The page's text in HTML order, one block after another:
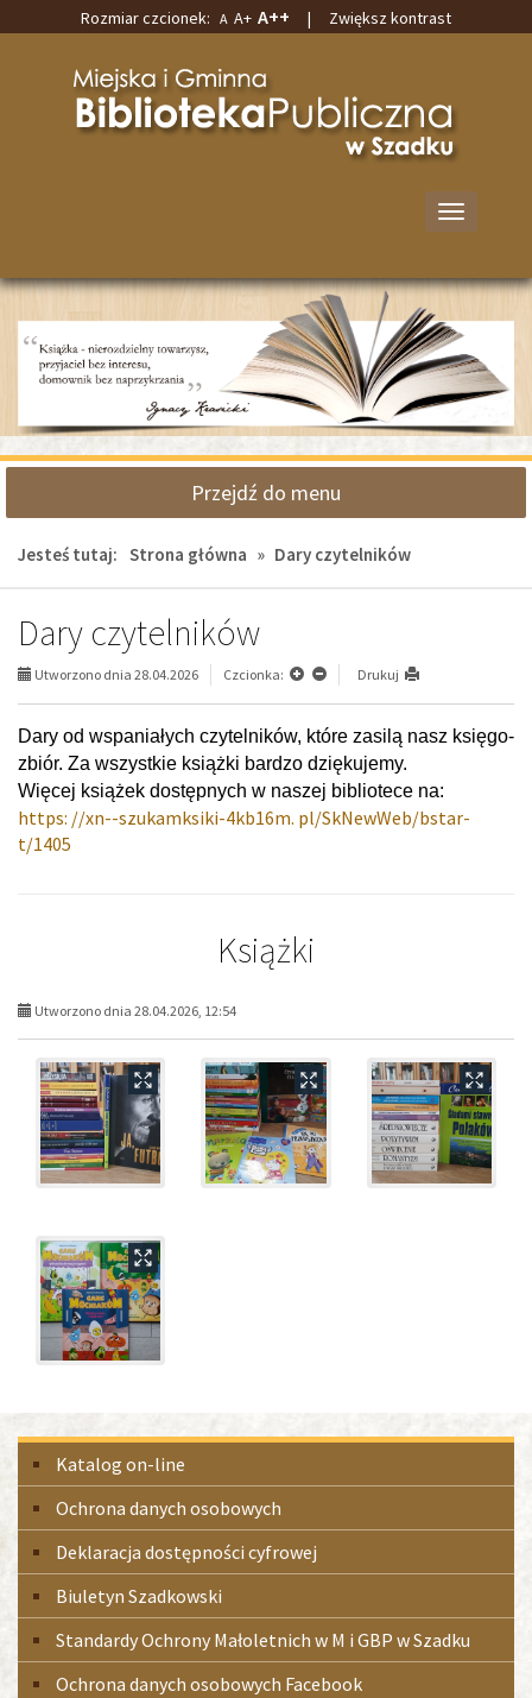
wyszukiwarki
Rozmiar czcionek: A A+ A++ | Zwiększ kontrast
w
Szadku
Przełącz
nawigację
Przejdź do menu
Jesteś tutaj: Strona główna » Dary czytelników
Dary czytelników
Utworzono dnia 28.04.2026 Czcionka: Drukuj
Dary od wspa­nia­łych czy­tel­ni­ków, które zasilą nasz księ­go­
zbiór. Za wszyst­kie książki bar­dzo dzię­ku­jemy.
Wię­cej ksią­żek dostępnych w naszej bibliotece na:
https: //xn--szu­kamk­siki-4kb16m. pl/SkNe­wWe­b/b­star­
t/1405
Książki
Utworzono dnia 28.04.2026, 12:54
Menu
boczne
Katalog on-line
Ochrona danych osobowych
Deklaracja dostępności cyfrowej
Biuletyn Szadkowski
Standardy Ochrony Małoletnich w M i GBP w Szadku
Ochrona danych osobowych Facebook